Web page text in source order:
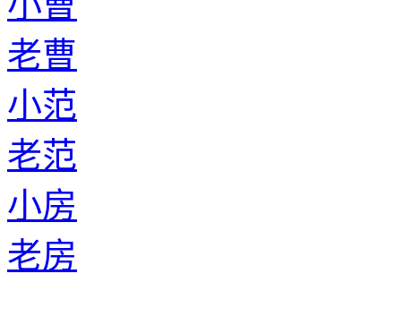
老曹
小范
老范
小房
老房